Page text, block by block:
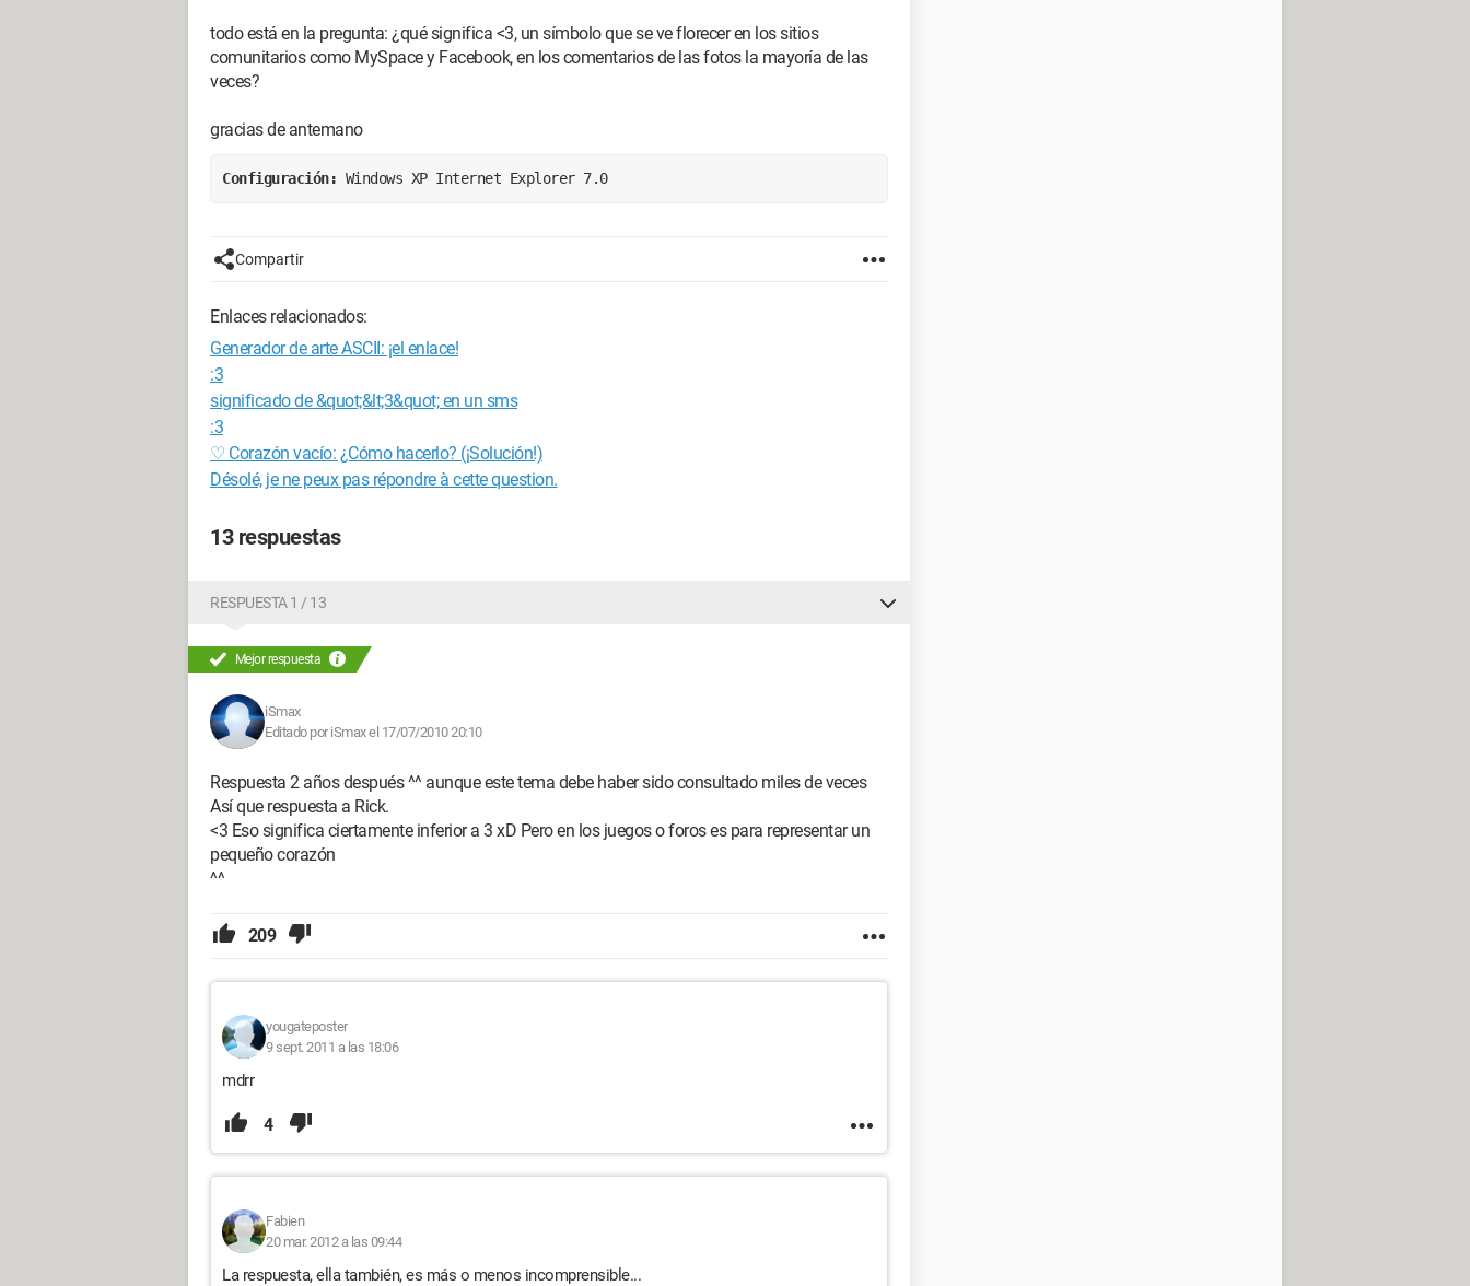
todo está en la pregunta: ¿qué significa <3, un símbolo que se ve florecer en los sitios
comunitarios como MySpace y Facebook, en los comentarios de las fotos la mayoría de las
veces?
gracias de antemano
Configuración: Windows XP Internet Explorer 7.0
Compartir
Enlaces relacionados:
Generador de arte ASCII: ¡el enlace!
:3
significado de &quot;&lt;3&quot; en un sms
:3
♡ Corazón vacío: ¿Cómo hacerlo? (¡Solución!)
Désolé, je ne peux pas répondre à cette question.
13 respuestas
RESPUESTA 1 / 13
Mejor respuesta
iSmax
Editado por iSmax el 17/07/2010 20:10
Respuesta 2 años después ^^ aunque este tema debe haber sido consultado miles de veces
Así que respuesta a Rick.
<3 Eso significa ciertamente inferior a 3 xD Pero en los juegos o foros es para representar un
pequeño corazón
^^
209
yougateposter
9 sept. 2011 a las 18:06
mdrr
4
Fabien
20 mar. 2012 a las 09:44
La respuesta, ella también, es más o menos incomprensible...